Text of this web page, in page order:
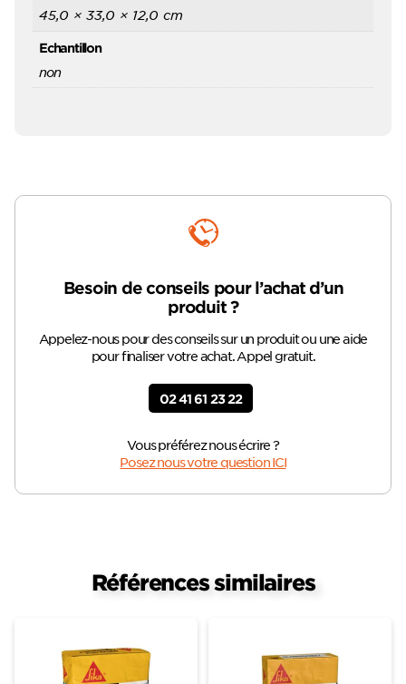
45,0 × 33,0 × 12,0 cm
Echantillon
non
Besoin de conseils pour l’achat d’un
produit ?
Appelez-nous pour des conseils sur un produit ou une aide
pour finaliser votre achat. Appel gratuit.
02 41 61 23 22
Vous préférez nous écrire ?
Posez nous votre question ICI
Références similaires